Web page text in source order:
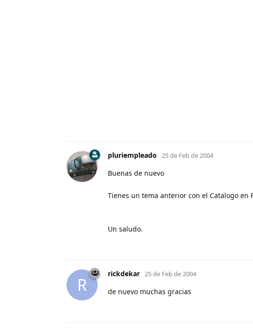
pluriempleado 25 de Feb de 2004
Buenas de nuevo
Tienes un tema anterior con el Catalogo en
Un saludo.
R
rickdekar 25 de Feb de 2004
de nuevo muchas gracias